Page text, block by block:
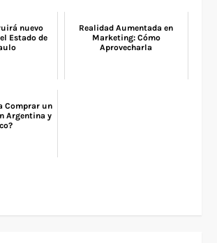
nuevo
Estado de
Realidad Aumentada en
Marketing: Cómo
Aprovecharla
Comprar un
Argentina y